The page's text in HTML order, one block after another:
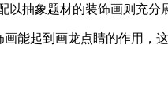
抽象题材的装饰画则充分
起到画龙点睛的作用，